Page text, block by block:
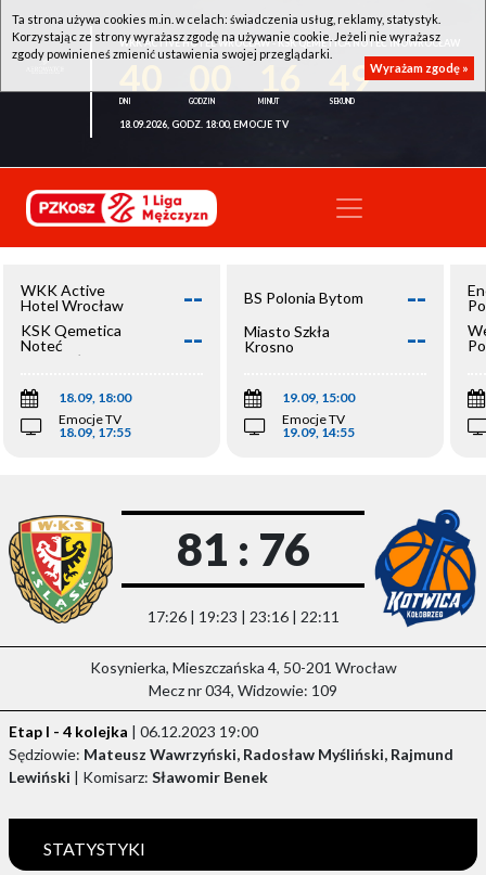
WKK ACTIVE HOTEL WROCŁAW - KSK QEMETICA NOTEĆ INOWROCŁAW
49
18.09.2026, GODZ. 18:00, EMOCJE TV
WKK Active
Hotel Wrocław
--
KSK Qemetica
Noteć
Inowrocław
--
18.09, 18:00
Emocje TV
18.09, 17:55
BS Polonia Bytom --
Miasto Szkła
Krosno
--
19.09, 15:00
Emocje TV
19.09, 14:55
81 : 76
17:26 | 19:23 | 23:16 | 22:11
Kosynierka, Mieszczańska 4, 50-201 Wrocław
Mecz nr 034, Widzowie: 109
Etap I - 4 kolejka | 06.12.2023 19:00
Sędziowie: Mateusz Wawrzyński, Radosław Myśliński, Rajmund
Lewiński | Komisarz: Sławomir Benek
STATYSTYKI
Ta strona używa cookies m.in. w celach: świadczenia usług, reklamy, statystyk.
Korzystając ze strony wyrażasz zgodę na używanie cookie. Jeżeli nie wyrażasz
zgody powinieneś zmienić ustawienia swojej przeglądarki.
Wyrażam zgodę »